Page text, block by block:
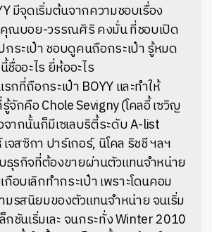
มีจุดเริ่มต้นจากความชอบเรื่อง
คุณบอย-วรรณศิริ คงมั่น ที่ชอบเปิด
ระเป๋า ชอบดูคนถือกระเป๋า รู้หมด
ชื่ออะไร ยี่ห้ออะไร
กที่ถือกระเป๋า BOYY และทำให้
จักคือ Chole Sevigny (โคลอี้ เซวิญ
ากนั้นก็มีเซเลบริตี้ระดับ A-list
จสซิกา ปาร์เกอร์, นิโคล ริชชี ฯลฯ
ธุรกิจที่ต้องขายผ่านตัวแทนจำหน่าย
อบเลิกทำกระเป๋า เพราะโดนคอม
มรสนิยมของตัวแทนจำหน่าย จนเริ่ม
กชันเริ่มเละ จนกระทั่ง Winter 2010